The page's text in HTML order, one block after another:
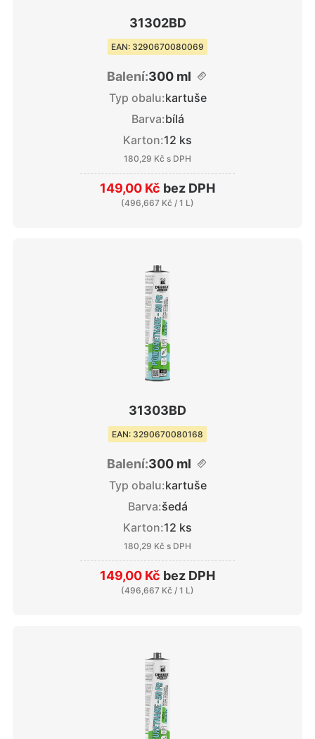
31302BD
EAN: 3290670080069
Balení:300 ml
Typ obalu:kartuše
Barva:bílá
Karton:12 ks
180,29 Kč s DPH
149,00 Kč bez DPH
(496,667 Kč / 1 L)
31303BD
EAN: 3290670080168
Balení:300 ml
Typ obalu:kartuše
Barva:šedá
Karton:12 ks
180,29 Kč s DPH
149,00 Kč bez DPH
(496,667 Kč / 1 L)